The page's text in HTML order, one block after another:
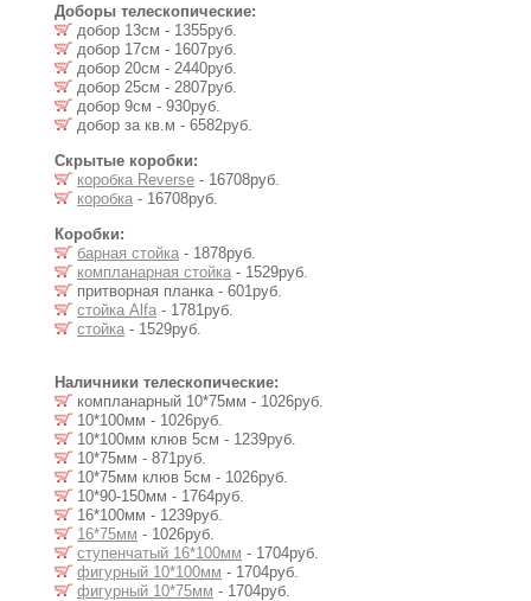
Доборы телескопические:
добор 13см - 1355руб.
добор 17см - 1607руб.
добор 20см - 2440руб.
добор 25см - 2807руб.
добор 9см - 930руб.
добор за кв.м - 6582руб.
Скрытые коробки:
коробка Reverse - 16708руб.
коробка - 16708руб.
Коробки:
барная стойка - 1878руб.
компланарная стойка - 1529руб.
притворная планка - 601руб.
стойка Alfa - 1781руб.
стойка - 1529руб.
Наличники телескопические:
компланарный 10*75мм - 1026руб.
10*100мм - 1026руб.
10*100мм клюв 5см - 1239руб.
10*75мм - 871руб.
10*75мм клюв 5см - 1026руб.
10*90-150мм - 1764руб.
16*100мм - 1239руб.
16*75мм - 1026руб.
ступенчатый 16*100мм - 1704руб.
фигурный 10*100мм - 1704руб.
фигурный 10*75мм - 1704руб.